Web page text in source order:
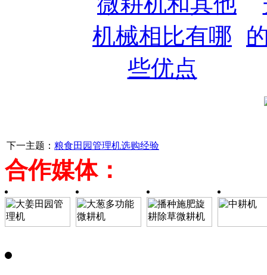
下一主题： 粮食田园管理机选购经验
合作媒体：